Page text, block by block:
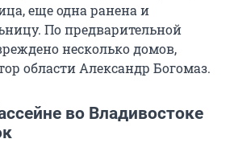
еще одна ранена и
По предварительной
несколько домов,
области Александр Богомаз.
во Владивостоке